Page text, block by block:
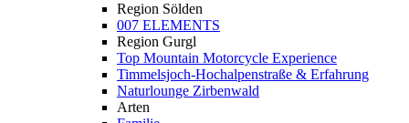
Region Sölden
007 ELEMENTS
Region Gurgl
Top Mountain Motorcycle Experience
Timmelsjoch-Hochalpenstraße & Erfahrung
Naturlounge Zirbenwald
Arten